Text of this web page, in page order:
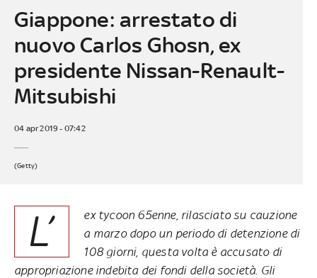
Giappone: arrestato di
nuovo Carlos Ghosn, ex
presidente Nissan-Renault-
Mitsubishi
04 apr 2019 - 07:42
(Getty)
L’
ex tycoon 65enne, rilasciato su cauzione
a marzo dopo un periodo di detenzione di
108 giorni, questa volta è accusato di
appropriazione indebita dei fondi della società. Gli